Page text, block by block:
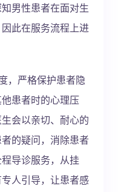
男性患者在面对生
此在服务流程上进
，严格保护患者隐
患者时的心理压
会以亲切、耐心的
的疑问，消除患者
导诊服务，从挂
人引导，让患者感